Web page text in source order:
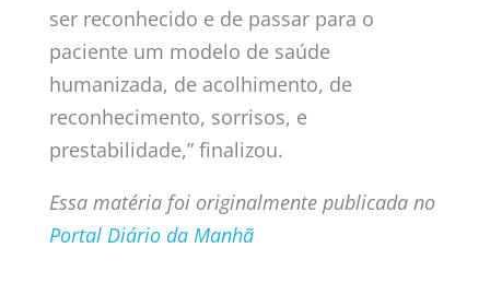
ser reconhecido e de passar para o
paciente um modelo de saúde
humanizada, de acolhimento, de
reconhecimento, sorrisos, e
prestabilidade,” finalizou.
Essa matéria foi originalmente publicada no
Portal Diário da Manhã